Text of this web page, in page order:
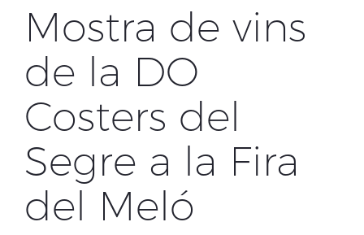
Mostra de vins
de la DO
Costers del
Segre a la Fira
del Meló